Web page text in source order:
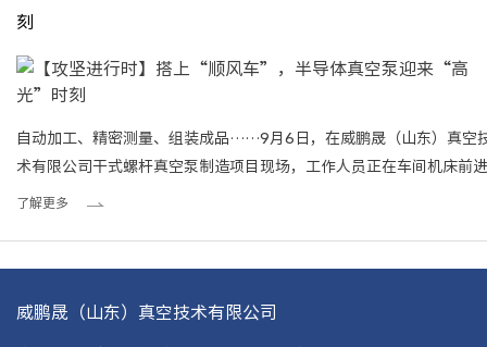
刻
自动加工、精密测量、组装成品……9月6日，在威鹏晟（山东）真空
术有限公司干式螺杆真空泵制造项目现场，工作人员正在车间机床前
真空泵零部件加工，经过加工后的零件将会被送到下个车间进行真空
年可实现产值
了解更多
威鹏晟（山东）真空技术有限公司